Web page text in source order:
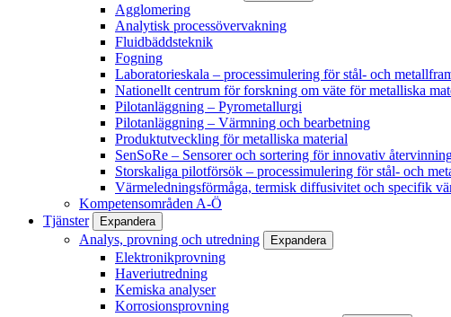
Agglomering
Analytisk processövervakning
Fluidbäddsteknik
Fogning
Laboratorieskala – processimulering för stål- och
Nationellt centrum för forskning om väte för metalliska
Pilotanläggning – Pyrometallurgi
Pilotanläggning – Värmning och bearbetning
Produktutveckling för metalliska material
SenSoRe – Sensorer och sortering för innovativ
Storskaliga pilotförsök – processimulering för stål- och
Värmeledningsförmåga, termisk diffusivitet och specifik
Kompetensområden A-Ö
Tjänster
Expandera
Analys, provning och utredning Expandera
Elektronikprovning
Haveriutredning
Kemiska analyser
Korrosionsprovning